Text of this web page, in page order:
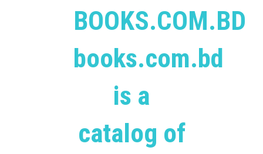
BOOKS.COM.BD
books.com.bd
is a
catalog of